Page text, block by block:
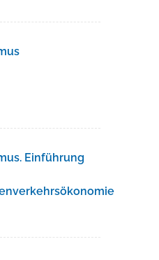
Einführung